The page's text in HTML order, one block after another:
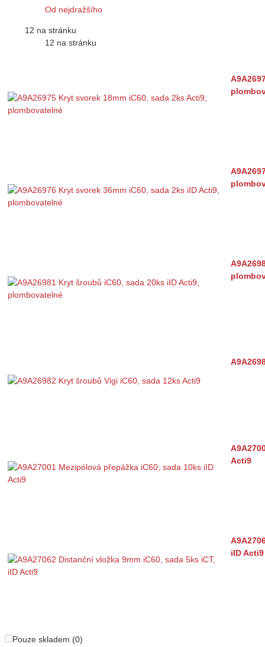
Od nejdražšího
12 na stránku
12 na stránku
Acti9
iID Acti9
Pouze skladem (0)